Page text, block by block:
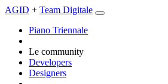
AGID + Team Digitale
Piano Triennale
Le community
Developers
Designers